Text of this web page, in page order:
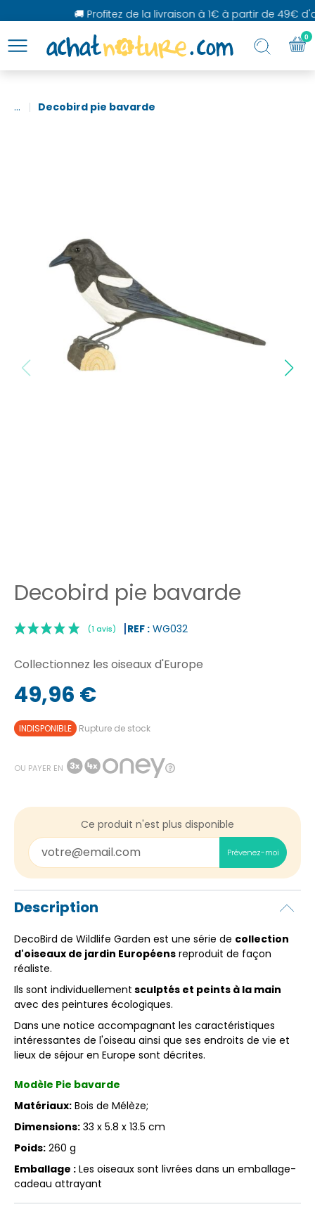
🚚 Profitez de la livraison à 1€ à partir de 49€
... Decobird pie bavarde
Decobird pie bavarde
REF : WG032
Collectionnez les oiseaux d'Europe
49,96 €
INDISPONIBLE Rupture de stock
OU PAYER EN
Ce produit n'est plus disponible
Prévenez-moi
Description
DecoBird de Wildlife Garden est une série de collection
d'oiseaux de jardin Européens reproduit de façon
réaliste.
Ils sont individuellement sculptés et peints à la main
avec des peintures écologiques.
Dans une notice accompagnant les caractéristiques
intéressantes de l'oiseau ainsi que ses endroits de vie et
lieux de séjour en Europe sont décrites.
Modèle Pie bavarde
Matériaux: Bois de Mélèze;
Dimensions: 33 x 5.8 x 13.5 cm
Poids: 260 g
Emballage : Les oiseaux sont livrées dans un emballage-
cadeau attrayant
0